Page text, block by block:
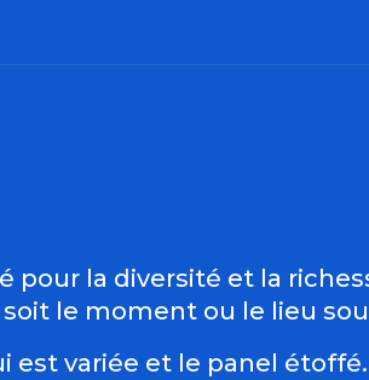
aux
pour la diversité et la
le moment ou le lieu
est variée et le panel